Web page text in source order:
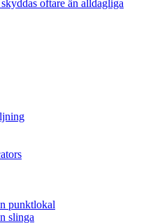
oftare än alldagliga
punktlokal
slinga